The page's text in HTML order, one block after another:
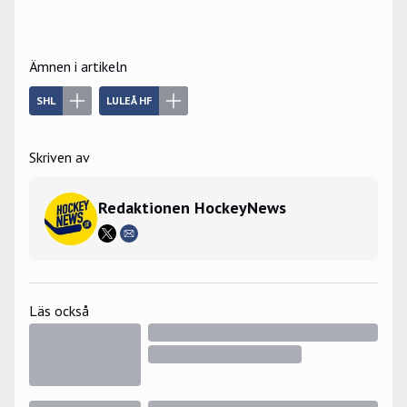
Ämnen i artikeln
SHL LULEÅ HF
Skriven av
Redaktionen HockeyNews
Läs också